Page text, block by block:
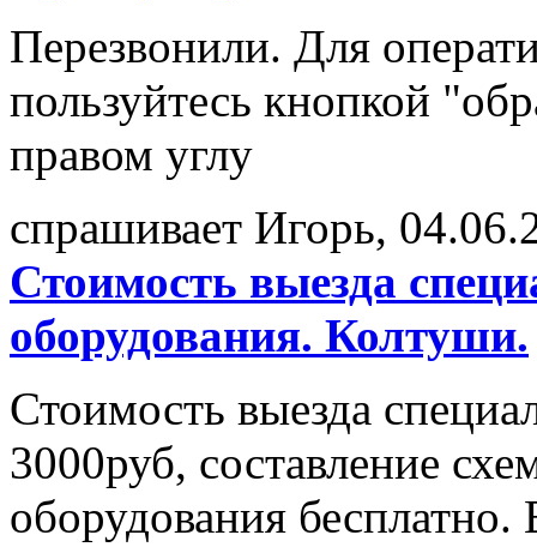
Перезвонили. Для
пользуйтесь кнопкой
правом углу
спрашивает Игорь,
Стоимость выезда
оборудования. Колтуши.
Стоимость выезда
3000руб, составление
оборудования бесплатно.